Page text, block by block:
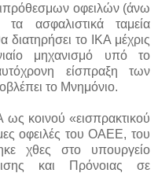
οφειλών (άνω
ασφαλιστικά ταμεία
διατηρήσει το ΙΚΑ μέχρις
μηχανισμό υπό το
είσπραξη των
το Μνημόνιο.
ως κοινού «εισπρακτικού
οφειλές του ΟΑΕΕ, του
χθες στο υπουργείο
και Πρόνοιας σε